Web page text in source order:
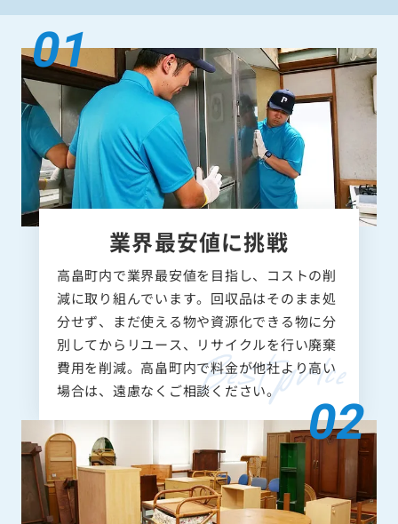
業界最安値に挑戦
高畠町内で業界最安値を目指し、コストの削
減に取り組んでいます。回収品はそのまま処
分せず、まだ使える物や資源化できる物に分
別してからリユース、リサイクルを行い廃棄
費用を削減。高畠町内で料金が他社より高い
場合は、遠慮なくご相談ください。